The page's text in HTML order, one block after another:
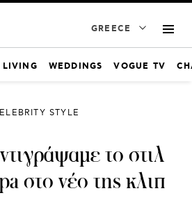
GREECE
LIVING WEDDINGS VOGUE TV
STYLE
το στιλ
στο νέο της κλιπ